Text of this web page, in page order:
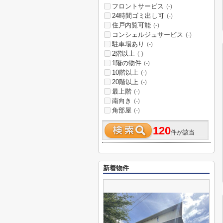
フロントサービス (-)
24時間ゴミ出し可 (-)
住戸内覧可能 (-)
コンシェルジュサービス (-)
駐車場あり (-)
2階以上 (-)
1階の物件 (-)
10階以上 (-)
20階以上 (-)
最上階 (-)
南向き (-)
角部屋 (-)
120件が該当
新着物件